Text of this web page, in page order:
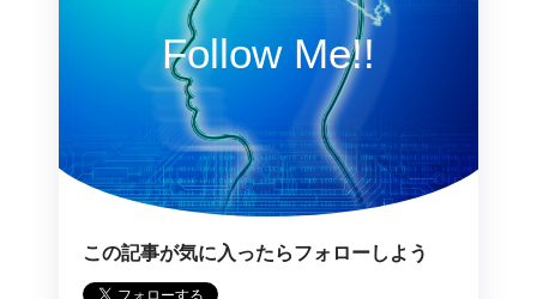
Follow Me!!
この記事が気に入ったらフォローしよう